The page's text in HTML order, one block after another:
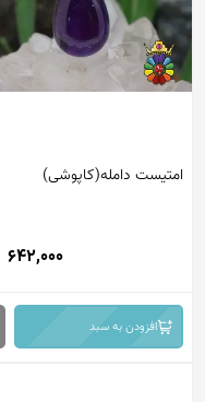
امتیست دامله(کاپوشی)
642,000
افزودن به سبد